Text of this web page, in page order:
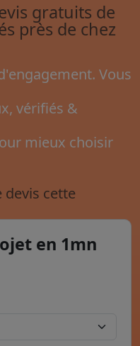
gratuits de
près de chez
Vous
vérifiés &
mieux choisir
devis cette
en 1mn